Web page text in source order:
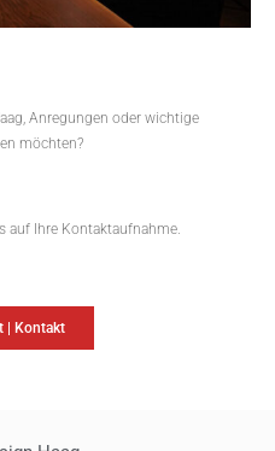
Anregungen oder wichtige
möchten?
auf Ihre Kontaktaufnahme.
| Kontakt